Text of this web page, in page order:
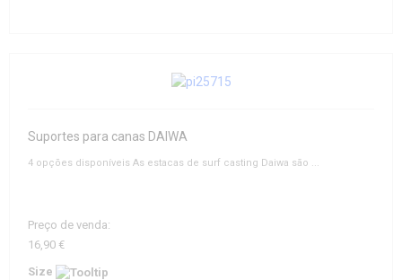
Suportes para canas DAIWA
4 opções disponíveis As estacas de surf casting Daiwa são ...
Preço de venda:
16,90 €
Size